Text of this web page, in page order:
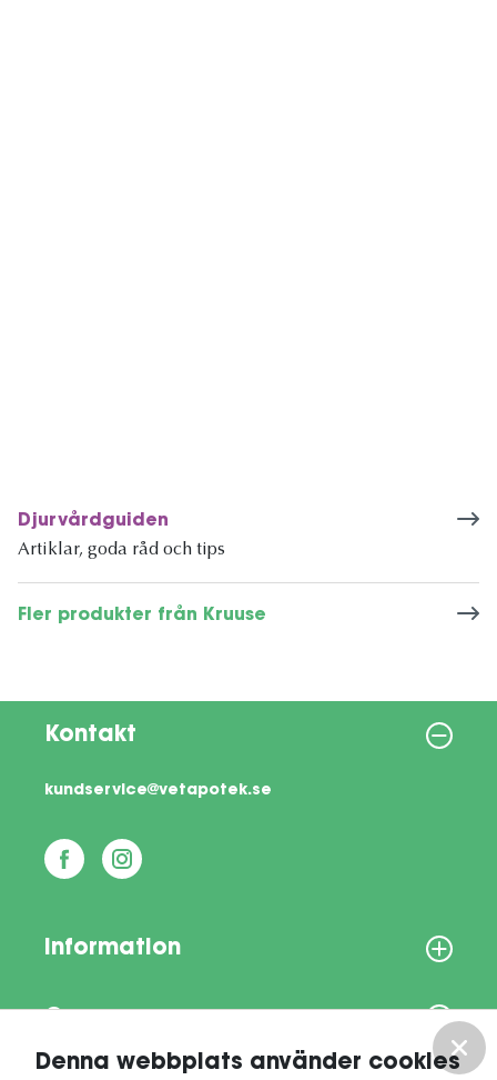
Denna webbplats använder cookies
Djurvårdguiden
Artiklar, goda råd och tips
Fler produkter från Kruuse
Kontakt
kundservice@vetapotek.se
Information